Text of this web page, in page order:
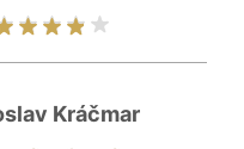
Kráčmar